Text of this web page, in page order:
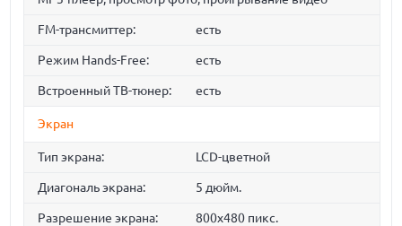
FM-трансмиттер: есть
Режим Hands-Free: есть
Встроенный ТВ-тюнер: есть
Экран
Тип экрана: LCD-цветной
Диагональ экрана: 5 дюйм.
Разрешение экрана: 800x480 пикс.